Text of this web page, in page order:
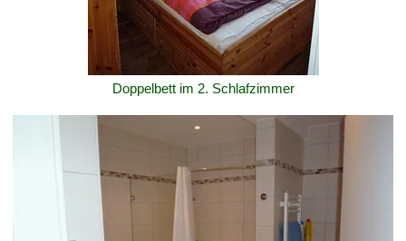
Doppelbett im 2. Schlafzimmer